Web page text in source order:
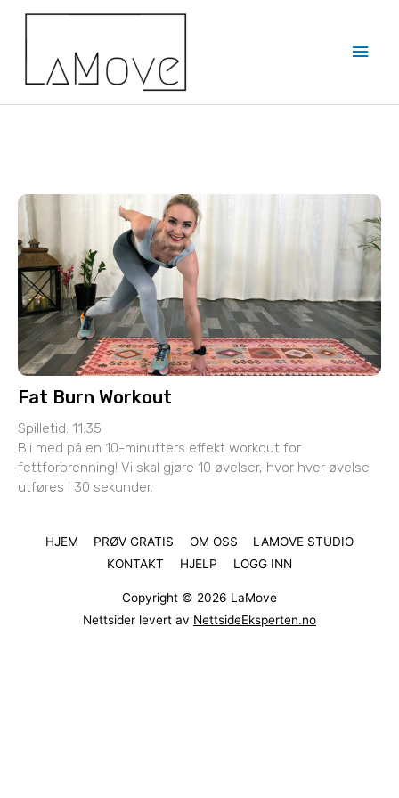
Fat Burn Workout
Spilletid: 11:35
Bli med på en 10-minutters effekt workout for
fettforbrenning! Vi skal gjøre 10 øvelser, hvor hver øvelse
utføres i 30 sekunder.
HJEM PRØV GRATIS OM OSS
LAMOVE STUDIO
KONTAKT
HJELP LOGG INN
Copyright © 2026 LaMove
Nettsider levert av NettsideEksperten.no